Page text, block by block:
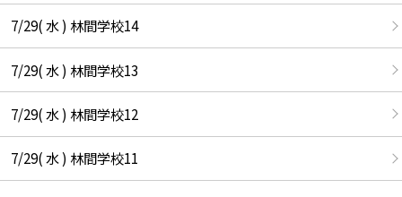
7/29( 水 ) 林間学校14
7/29( 水 ) 林間学校13
7/29( 水 ) 林間学校12
7/29( 水 ) 林間学校11